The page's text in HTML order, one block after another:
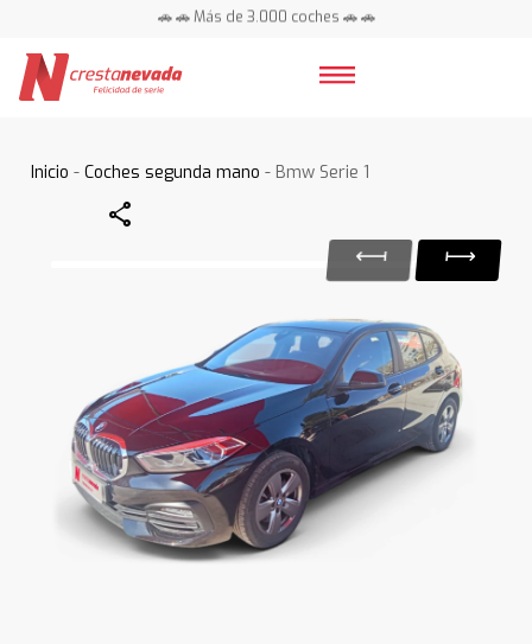
🚗 🚗 Más de 3.000 coches 🚗 🚗
Inicio -Coches segunda mano - Bmw Serie 1
Share